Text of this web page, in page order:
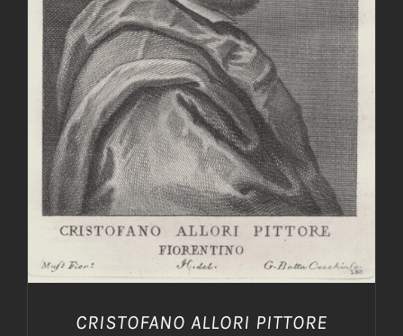
AGGIUNGI AL CARRELLO / DETTAGLI
CRISTOFANO ALLORI PITTORE